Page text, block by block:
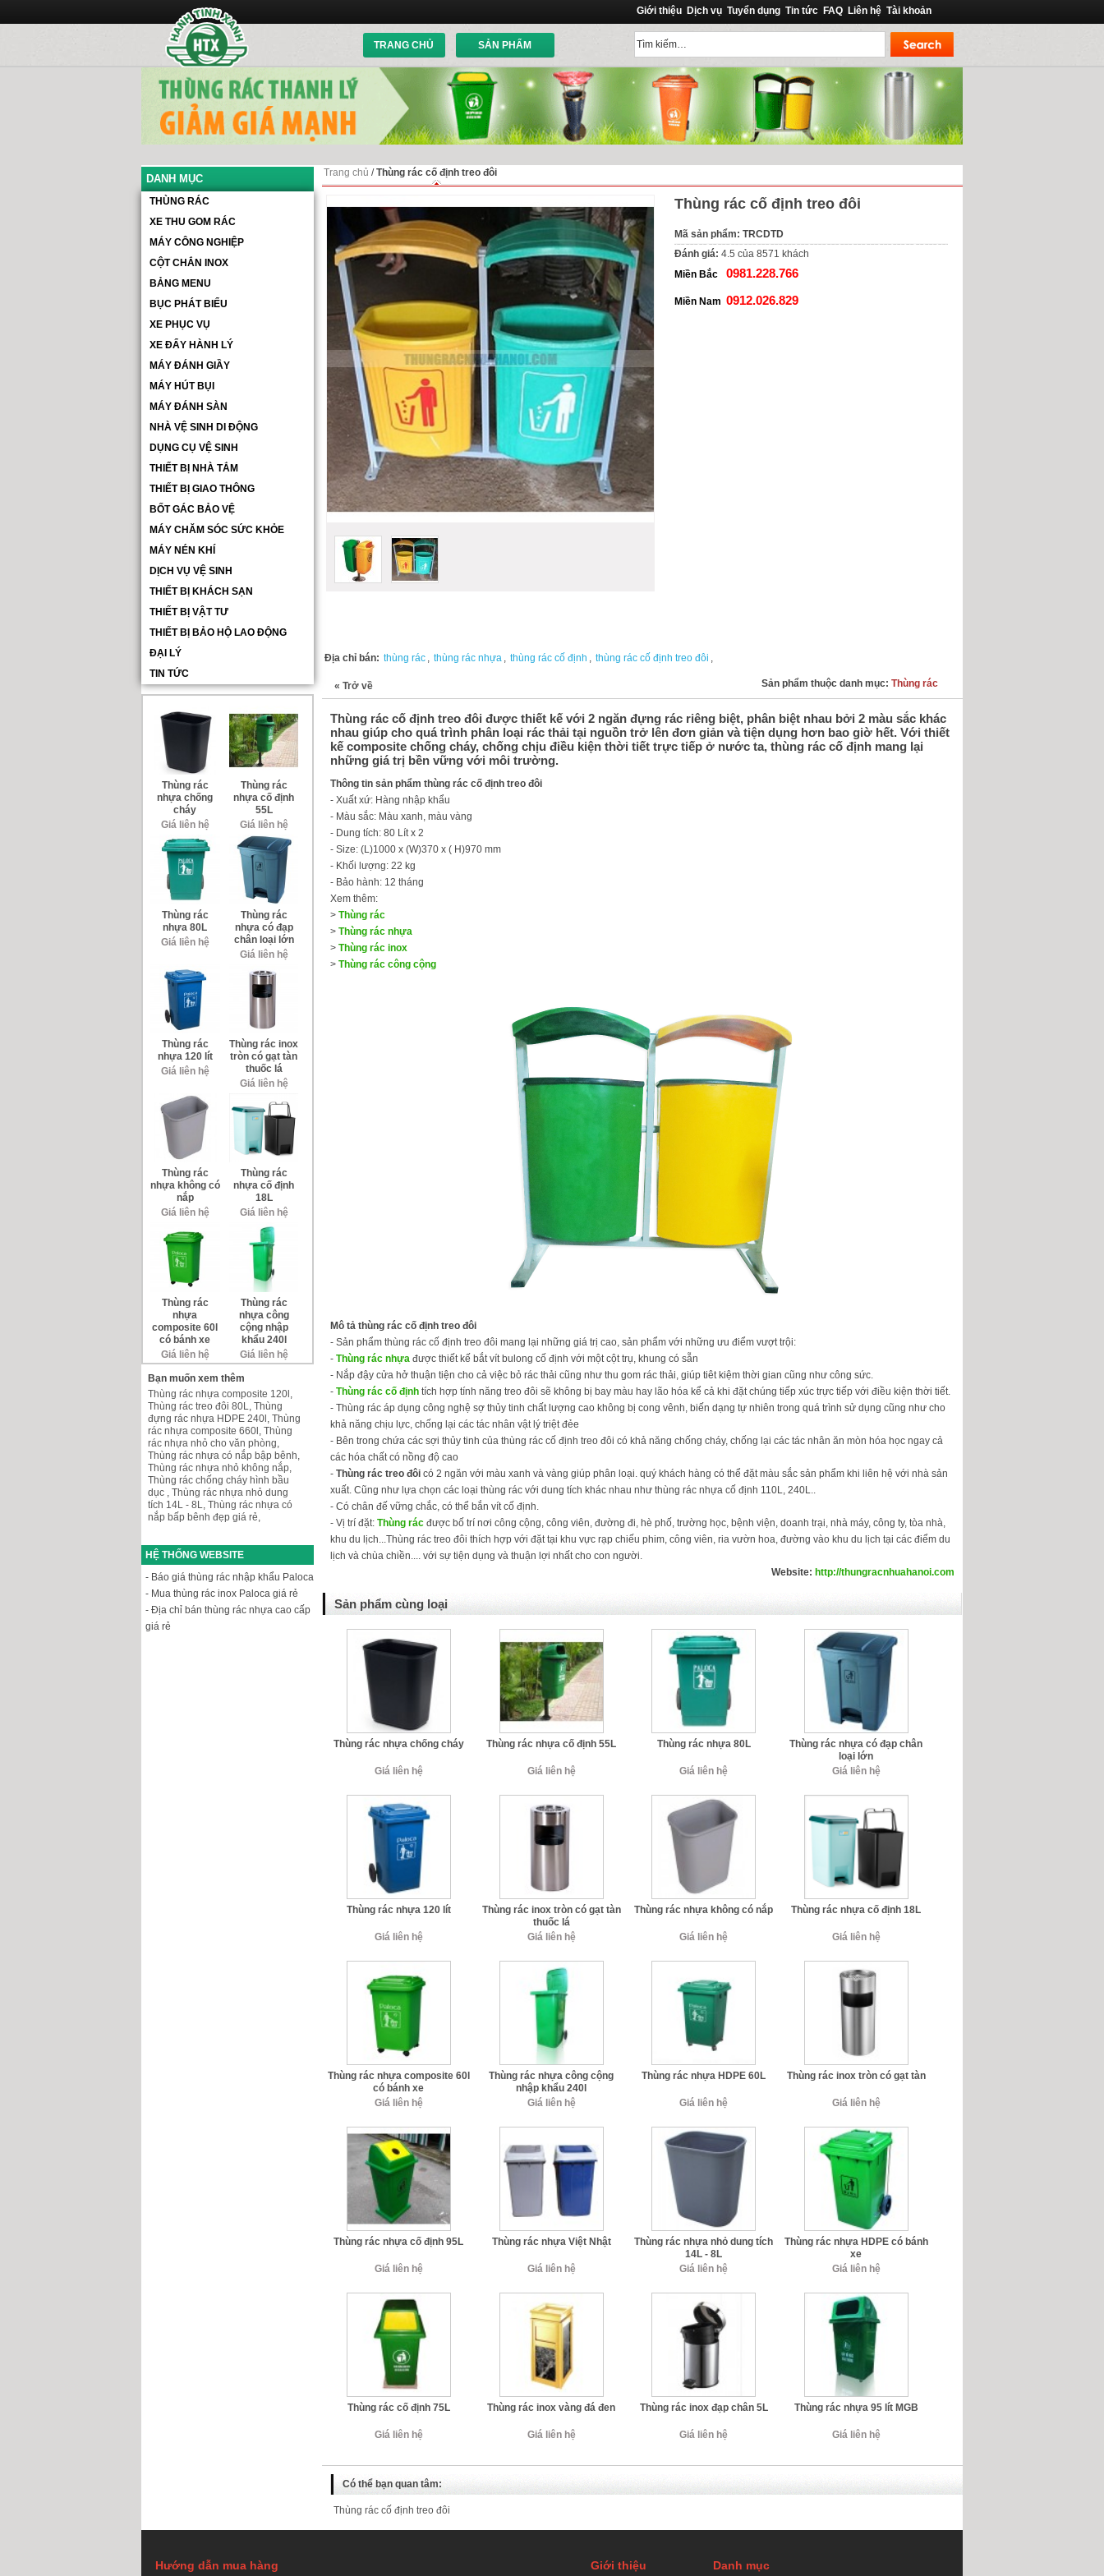
Giới thiệu Dịch vụ Tuyển dụng Tin tức FAQ Liên hệ Tài khoản
TRANG CHỦ SẢN PHẨM
Trang chủ /Thùng rác cố định treo đôi
Thùng rác cố định treo đôi
Mã sản phẩm: TRCDTD
Đánh giá: 4.5 của 8571 khách
Miền Bắc
0981.228.766
Miền Nam 0912.026.829
Địa chỉ bán: thùng rác , thùng rác nhựa , thùng rác cố định , thùng rác cố định treo đôi ,
« Trở về Sản phẩm thuộc danh mục: Thùng rác
Thùng rác cố định treo đôi được thiết kế với 2 ngăn đựng rác riêng biệt, phân biệt nhau bởi 2 màu sắc khác
nhau giúp cho quá trình phân loại rác thải tại nguồn trở lên đơn giản và tiện dụng hơn bao giờ hết. Với thiết
kế composite chống cháy, chống chịu điều kiện thời tiết trực tiếp ở nước ta, thùng rác cố định mang lại
những giá trị bền vững với môi trường.
Thông tin sản phẩm thùng rác cố định treo đôi
- Xuất xứ: Hàng nhập khẩu
- Màu sắc: Màu xanh, màu vàng
- Dung tích: 80 Lít x 2
- Size: (L)1000 x (W)370 x ( H)970 mm
- Khối lượng: 22 kg
- Bảo hành: 12 tháng
Xem thêm:
> Thùng rác
> Thùng rác nhựa
> Thùng rác inox
> Thùng rác công cộng
Mô tả thùng rác cố định treo đôi
- Sản phẩm thùng rác cố định treo đôi mang lại những giá trị cao, sản phẩm với những ưu điểm vượt trội:
- Thùng rác nhựa được thiết kế bắt vít bulong cố định với một cột trụ, khung có sẵn
- Nắp đậy cửa hở thuận tiện cho cả việc bỏ rác thải cũng như thu gom rác thải, giúp tiêt kiệm thời gian cũng như công sức.
- Thùng rác cố định tích hợp tính năng treo đôi sẽ không bị bay màu hay lão hóa kể cả khi đặt chúng tiếp xúc trực tiếp với điều kiện thời tiết.
- Thùng rác áp dụng công nghệ sợ thủy tinh chất lượng cao không bị cong vênh, biến dạng tự nhiên trong quá trình sử dụng cũng như cho
khả năng chịu lực, chống lại các tác nhân vật lý triệt đẻe
- Bên trong chứa các sợi thủy tinh của thùng rác cố định treo đôi có khả năng chống cháy, chống lại các tác nhân ăn mòn hóa học ngay cả
các hóa chất có nồng độ cao
- Thùng rác treo đôi có 2 ngăn với màu xanh và vàng giúp phân loại. quý khách hàng có thể đặt màu sắc sản phẩm khi liên hệ với nhà sản
xuất. Cũng như lựa chọn các loại thùng rác với dung tích khác nhau như thùng rác nhựa cố định 110L, 240L..
- Có chân đế vững chắc, có thể bắn vít cố định.
- Vị trí đặt: Thùng rác được bố trí nơi công cộng, công viên, đường đi, hè phố, trường học, bệnh viện, doanh trại, nhà máy, công ty, tòa nhà,
khu du lịch...Thùng rác treo đôi thích hợp với đặt tại khu vực rạp chiếu phim, công viên, ria vườn hoa, đường vào khu du lịch tại các điểm du
lịch và chùa chiền.... với sự tiện dụng và thuận lợi nhất cho con người.
Website: http://thungracnhuahanoi.com
Sản phẩm cùng loại
Thùng rác nhựa chống cháy
Giá liên hệ
Thùng rác nhựa cố định 55L
Giá liên hệ
Thùng rác nhựa 80L
Giá liên hệ
Thùng rác nhựa có đạp chân
loại lớn
Giá liên hệ
Thùng rác nhựa 120 lít
Giá liên hệ
Thùng rác inox tròn có gạt tàn
thuốc lá
Giá liên hệ
Thùng rác nhựa không có nắp
Giá liên hệ
Thùng rác nhựa cố định 18L
Giá liên hệ
Thùng rác nhựa composite 60l
có bánh xe
Giá liên hệ
Thùng rác nhựa công cộng
nhập khẩu 240l
Giá liên hệ
Thùng rác nhựa HDPE 60L
Giá liên hệ
Thùng rác inox tròn có gạt tàn
Giá liên hệ
Thùng rác nhựa cố định 95L
Giá liên hệ
Thùng rác nhựa Việt Nhật
Giá liên hệ
Thùng rác nhựa nhỏ dung tích
14L - 8L
Giá liên hệ
Thùng rác nhựa HDPE có bánh
xe
Giá liên hệ
Thùng rác cố định 75L
Giá liên hệ
Thùng rác inox vàng đá đen
Giá liên hệ
Thùng rác inox đạp chân 5L
Giá liên hệ
Thùng rác nhựa 95 lít MGB
Giá liên hệ
Có thể bạn quan tâm:
Thùng rác cố định treo đôi
DANH MỤC
THÙNG RÁC
XE THU GOM RÁC
MÁY CÔNG NGHIỆP
CỘT CHẮN INOX
BẢNG MENU
BỤC PHÁT BIỂU
XE PHỤC VỤ
XE ĐẨY HÀNH LÝ
MÁY ĐÁNH GIẦY
MÁY HÚT BỤI
MÁY ĐÁNH SÀN
NHÀ VỆ SINH DI ĐỘNG
DỤNG CỤ VỆ SINH
THIẾT BỊ NHÀ TẮM
THIẾT BỊ GIAO THÔNG
BỐT GÁC BẢO VỆ
MÁY CHĂM SÓC SỨC KHỎE
MÁY NÉN KHÍ
DỊCH VỤ VỆ SINH
THIẾT BỊ KHÁCH SẠN
THIẾT BỊ VẬT TƯ
THIẾT BỊ BẢO HỘ LAO ĐỘNG
ĐẠI LÝ
TIN TỨC
Thùng rác
nhựa chống
cháy
Giá liên hệ
Thùng rác
nhựa cố định
55L
Giá liên hệ
Thùng rác
nhựa 80L
Giá liên hệ
Thùng rác
nhựa có đạp
chân loại lớn
Giá liên hệ
Thùng rác
nhựa 120 lít
Giá liên hệ
Thùng rác inox
tròn có gạt tàn
thuốc lá
Giá liên hệ
Thùng rác
nhựa không có
nắp
Giá liên hệ
Thùng rác
nhựa cố định
18L
Giá liên hệ
Thùng rác
nhựa
composite 60l
có bánh xe
Giá liên hệ
Thùng rác
nhựa công
cộng nhập
khẩu 240l
Giá liên hệ
Bạn muốn xem thêm
Thùng rác nhựa composite 120l
Thùng rác treo đôi 80L
Thùng
đựng rác nhựa HDPE 240l Thùng
rác nhựa composite 660l Thùng
rác nhựa nhỏ cho văn phòng
Thùng rác nhựa có nắp bập bênh
Thùng rác nhựa nhỏ không nắp
Thùng rác chống cháy hình bầu
dục
Thùng rác nhựa nhỏ dung
tích 14L - 8L
Thùng rác nhựa có
nắp bấp bênh đẹp giá rẻ
HỆ THỐNG WEBSITE
- Báo giá thùng rác nhập khẩu Paloca
- Mua thùng rác inox Paloca giá rẻ
- Địa chỉ bán thùng rác nhựa cao cấp
giá rẻ
Hướng dẫn mua hàng Giới thiệu Danh mục